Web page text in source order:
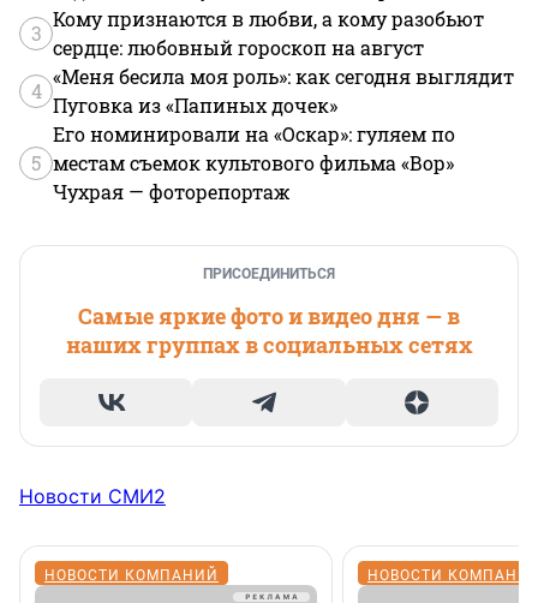
3
Кому признаются в любви, а кому разобьют
сердце: любовный гороскоп на август
4
«Меня бесила моя роль»: как сегодня выглядит
Пуговка из «Папиных дочек»
5
Его номинировали на «Оскар»: гуляем по
местам съемок культового фильма «Вор»
Чухрая — фоторепортаж
ПРИСОЕДИНИТЬСЯ
Самые яркие фото и видео дня — в
наших группах в социальных сетях
Новости СМИ2
НОВОСТИ КОМПАНИЙ НОВОСТИ